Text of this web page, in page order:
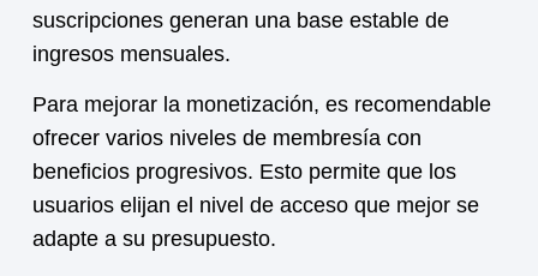
suscripciones generan una base estable de
ingresos mensuales.
Para mejorar la monetización, es recomendable
ofrecer varios niveles de membresía con
beneficios progresivos. Esto permite que los
usuarios elijan el nivel de acceso que mejor se
adapte a su presupuesto.